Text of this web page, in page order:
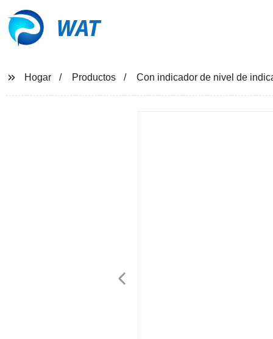
WAT
Hogar Productos Con indicador de nivel de